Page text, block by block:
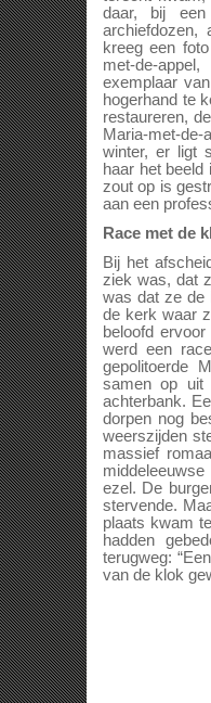
daar, bij een
archiefdozen,
kreeg een
met-de-
exemplaar
hogerhand te
restaureren,
Maria-met-
winter, er ligt
haar het
zout op is
aan een
Race met de
Bij het
ziek was, dat
was dat ze de
de kerk waar
beloofd
werd een
gepolitoerde
samen op uit
achterbank.
dorpen nog
weerszijden
massief
ezel. De
stervende.
plaats kwam
hadden
terugweg:
van de klok